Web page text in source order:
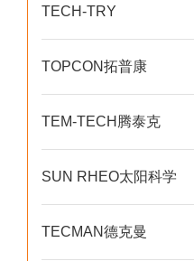
TECH-TRY
TOPCON拓普康
TEM-TECH腾泰克
SUN RHEO太阳科学
TECMAN德克曼